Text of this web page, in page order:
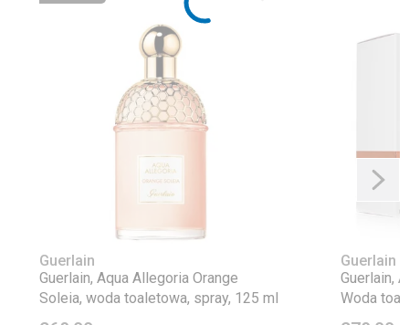
Guerlain
Guerlain, Aqua Allegoria Orange
Soleia, woda toaletowa, spray, 125 ml
Guerlain
Guerlain,
Woda